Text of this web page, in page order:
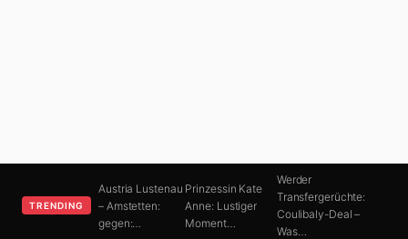
TRENDING
Austria Lustenau
– Amstetten:
gegen:…
Prinzessin Kate
Anne: Lustiger
Moment…
Werder
Transfergerüchte:
Coulibaly-Deal –
Was…